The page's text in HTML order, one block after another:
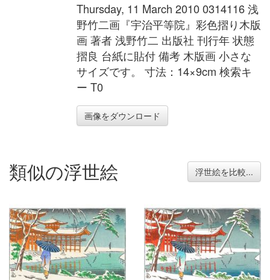
Thursday, 11 March 2010 0314116 浅
野竹二画『宇治平等院』彩色摺り木版
画 著者 浅野竹二 出版社 刊行年 状態
摺良 台紙に貼付 備考 木版画 小さな
サイズです。 寸法：14×9cm 検索キ
ー T0
画像をダウンロード
類似の浮世絵 浮世絵を比較...